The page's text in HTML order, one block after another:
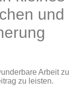
und
Arbeit zu
zu leisten.